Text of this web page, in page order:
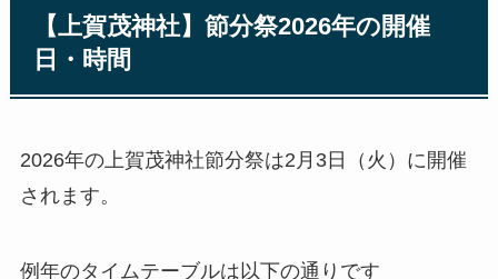
【上賀茂神社】節分祭2026年の開催
日・時間
2026年の上賀茂神社節分祭は2月3日（火）に開催
されます。
例年のタイムテーブルは以下の通りです